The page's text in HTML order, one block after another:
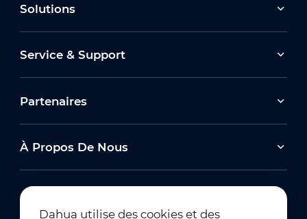
Solutions
Service & Support
Partenaires
À Propos De Nous
Dahua utilise des cookies et des